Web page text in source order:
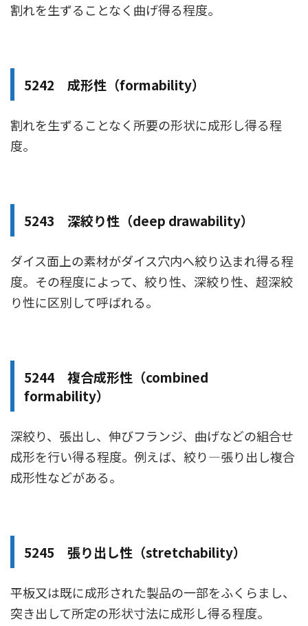
割れを生ずることなく曲げ得る程度。
5242 成形性（formability）
割れを生ずることなく所要の形状に成形し得る程
度。
5243 深絞り性（deep drawability）
ダイス面上の素材がダイス穴内へ絞り込まれ得る程
度。その程度によって、絞り性、深絞り性、超深絞
り性に区別して呼ばれる。
5244 複合成形性（combined
formability）
深絞り、張出し、伸びフランジ、曲げなどの組合せ
成形を行い得る程度。例えば、絞り―張り出し複合
成形性などがある。
5245 張り出し性（stretchability）
平板又は既に成形された製品の一部をふくらまし、
突き出して所定の形状寸法に成形し得る程度。